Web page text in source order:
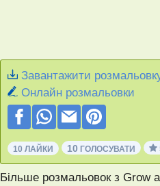
Завантажити
Онлайн розмальовки
10 ЛАЙКИ 10 ГОЛОСУВАТИ
Більше розмальовок з Grow